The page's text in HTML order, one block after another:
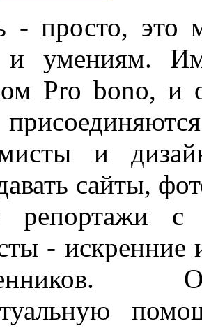
- просто, это
и умениям.
Pro bono, и
и
сайты,
с
- искренние